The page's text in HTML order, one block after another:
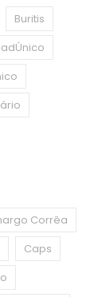
Buritis
Corrêa
Caps